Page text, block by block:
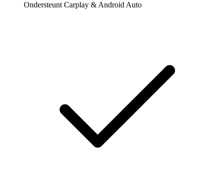
Ondersteunt Carplay & Android Auto